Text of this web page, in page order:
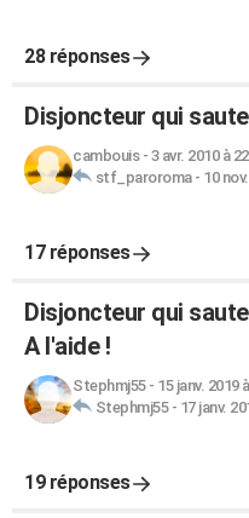
28 réponses
Disjoncteur qui
cambouis- 3 avr. 2010 à
stf_paroroma- 10
17 réponses
Disjoncteur qui
A l'aide !
Stephmj55- 15 janv. 2019
Stephmj55- 17 janv.
19 réponses